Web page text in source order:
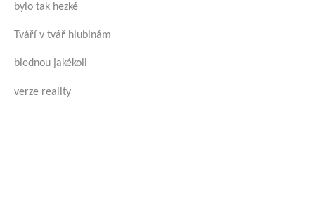
bylo tak hezké
Tváří v tvář hlubinám
blednou jakékoli
verze reality